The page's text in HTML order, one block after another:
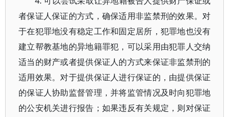
者保证人保证的方式，确保适用非监禁刑的效果。对
于在犯罪地没有稳定工作和固定居所，犯罪地也没有
建立帮教基地的异地籍罪犯，可以采用由犯罪人交纳
适当的财产或者提供保证人的方式来保证非监禁刑的
适用效果。对于提供保证人进行保证的，由提供保证
的保证人协助监督管理，并将监管情况及时向犯罪地
的公安机关进行报告；如果违反有关规定，则对保证